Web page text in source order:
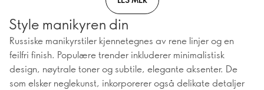
Style manikyren din
Russiske manikyrstiler kjennetegnes av rene linjer og en
feilfri finish. Populære trender inkluderer minimalistisk
design, nøytrale toner og subtile, elegante aksenter. De
som elsker neglekunst, inkorporerer også delikate detaljer